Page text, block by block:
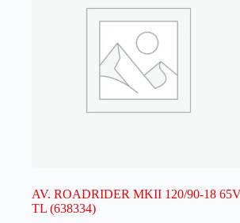
AV. ROADRIDER MKII 120/90-18
TL (638334)